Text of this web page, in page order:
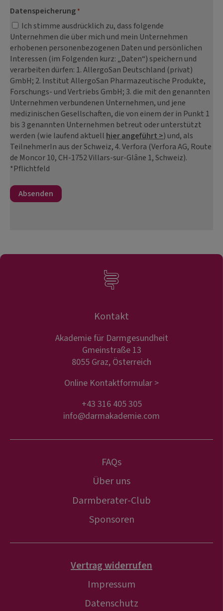
Datenspeicherung *
Ich stimme ausdrücklich zu, dass folgende
Unternehmen die über mich und mein Unternehmen
erhobenen personenbezogenen Daten und persönlichen
Interessen (im Folgenden kurz: „Daten“) speichern und
verarbeiten dürfen: 1. AllergoSan Deutschland (privat)
GmbH; 2. Institut AllergoSan Pharmazeutische Produkte,
Forschungs- und Vertriebs GmbH; 3. die mit den genannten
Unternehmen verbundenen Unternehmen, und jene
medizinischen Gesellschaften, die von einem der in Punkt 1
bis 3 genannten Unternehmen betreut oder unterstützt
werden (wie laufend aktuell hier angeführt >) und, als
TeilnehmerIn aus der Schweiz, 4. Verfora (Verfora AG, Route
de Moncor 10, CH-1752 Villars-sur-Glâne 1, Schweiz).
*Pflichtfeld
Kontakt
Akademie für Darmgesundheit
Gmeinstraße 13
8055 Graz, Österreich
Online Kontaktformular >
+43 316 405 305
info@darmakademie.com
FAQs
Über uns
Darmberater-Club
Sponsoren
Vertrag widerrufen
Impressum
Datenschutz